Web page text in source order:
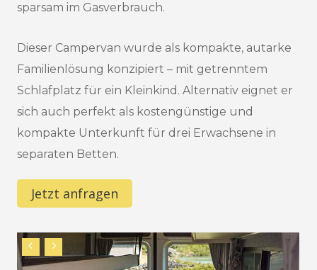
sparsam im Gasverbrauch.
Dieser Campervan wurde als kompakte, autarke
Familienlösung konzipiert – mit getrenntem
Schlafplatz für ein Kleinkind. Alternativ eignet er
sich auch perfekt als kostengünstige und
kompakte Unterkunft für drei Erwachsene in
separaten Betten.
Jetzt anfragen